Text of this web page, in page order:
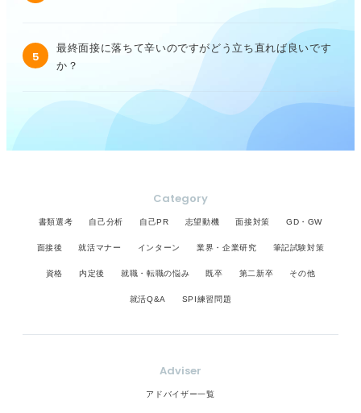
5
最終面接に落ちて辛いのですがどう立ち直れば良いです
か？
Category
書類選考 自己分析 自己PR 志望動機 面接対策 GD・GW
面接後 就活マナー インターン 業界・企業研究 筆記試験対策
資格 内定後 就職・転職の悩み 既卒 第二新卒 その他
就活Q&A SPI練習問題
Adviser
アドバイザー一覧